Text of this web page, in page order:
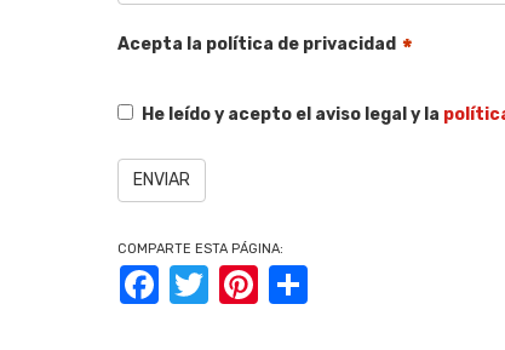
Acepta la política de privacidad *
He leído y acepto el aviso legal y la
COMPARTE ESTA PÁGINA:
FacebookTwitter Pinterest